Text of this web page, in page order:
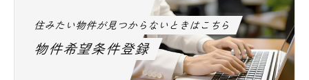
住みたい物件が見つからないときはこちら
物件希望条件登録